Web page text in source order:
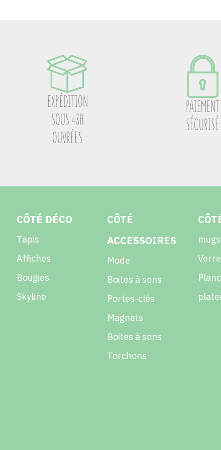
EXPÉDITION
SOUS 48H
OUVRÉES
PAIEMENT
SÉCURISÉ
CÔTÉ DÉCO
Tapis
Affiches
Bougies
Skyline
CÔTÉ
ACCESSOIRES
Mode
Boites à sons
Portes-clés
Magnets
Boites à sons
Torchons
mugs